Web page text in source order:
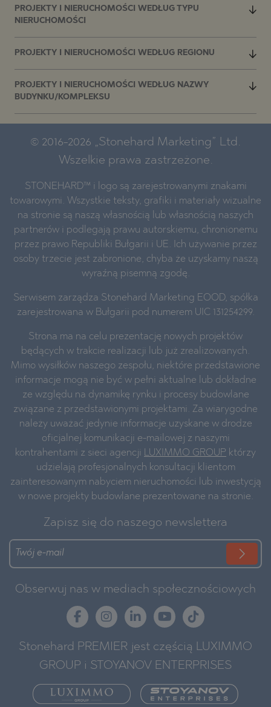
PROJEKTY I NIERUCHOMOŚCI WEDŁUG TYPU
NIERUCHOMOŚCI
PROJEKTY I NIERUCHOMOŚCI WEDŁUG REGIONU
PROJEKTY I NIERUCHOMOŚCI WEDŁUG NAZWY
BUDYNKU/KOMPLEKSU
© 2016-2026 „Stonehard Marketing” Ltd.
Wszelkie prawa zastrzeżone.
STONEHARD™ i logo są zarejestrowanymi znakami
towarowymi. Wszystkie teksty, grafiki i materiały wizualne
na stronie są naszą własnością lub własnością naszych
partnerów i podlegają prawu autorskiemu, chronionemu
przez prawo Republiki Bułgarii i UE. Ich używanie przez
osoby trzecie jest zabronione, chyba że uzyskamy naszą
wyraźną pisemną zgodę.
Serwisem zarządza Stonehard Marketing EOOD, spółka
zarejestrowana w Bułgarii pod numerem UIC 131254299.
Strona ma na celu prezentację nowych projektów
będących w trakcie realizacji lub już zrealizowanych.
Mimo wysiłków naszego zespołu, niektóre przedstawione
informacje mogą nie być w pełni aktualne lub dokładne
ze względu na dynamikę rynku i procesy budowlane
związane z przedstawionymi projektami. Za wiarygodne
należy uważać jedynie informacje uzyskane w drodze
oficjalnej komunikacji e-mailowej z naszymi
kontrahentami z sieci agencji LUXIMMO GROUP którzy
udzielają profesjonalnych konsultacji klientom
zainteresowanym nabyciem nieruchomości lub inwestycją
w nowe projekty budowlane prezentowane na stronie.
Zapisz się do naszego newslettera
Obserwuj nas w mediach społecznościowych
Stonehard PREMIER jest częścią LUXIMMO
GROUP i STOYANOV ENTERPRISES